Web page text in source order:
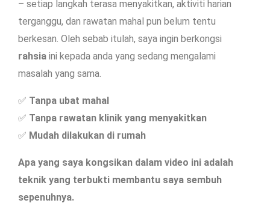
– setiap langkah terasa menyakitkan, aktiviti harian
terganggu, dan rawatan mahal pun belum tentu
berkesan. Oleh sebab itulah, saya ingin berkongsi
rahsia ini kepada anda yang sedang mengalami
masalah yang sama.
✅ Tanpa ubat mahal
✅ Tanpa rawatan klinik yang menyakitkan
✅ Mudah dilakukan di rumah
Apa yang saya kongsikan dalam video ini adalah
teknik yang terbukti membantu saya sembuh
sepenuhnya.